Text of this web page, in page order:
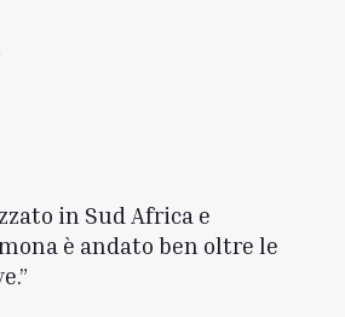
in Sud Africa e
è andato ben oltre le